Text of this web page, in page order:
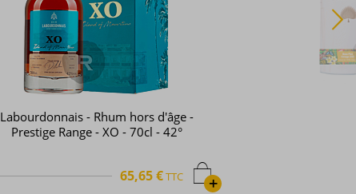
New Grove - Rhum hors d'âge - Beau
Plan - Vintage 2007 - Savoir faire -
+
77,75 €TTC